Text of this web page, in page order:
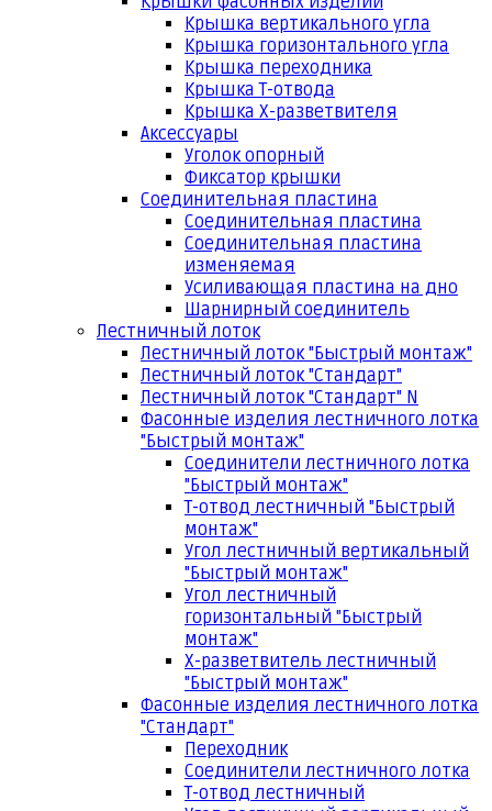
Крышка вертикального угла
Крышка горизонтального угла
Крышка переходника
Крышка Т-отвода
Крышка Х-разветвителя
Аксессуары
Уголок опорный
Фиксатор крышки
Соединительная пластина
Соединительная пластина
Соединительная пластина
изменяемая
Усиливающая пластина на дно
Шарнирный соединитель
Лестничный лоток
Лестничный лоток "Быстрый монтаж"
Лестничный лоток "Стандарт"
Лестничный лоток "Стандарт" N
Фасонные изделия лестничного лотка
"Быстрый монтаж"
Соединители лестничного лотка
"Быстрый монтаж"
Т-отвод лестничный "Быстрый
монтаж"
Угол лестничный вертикальный
"Быстрый монтаж"
Угол лестничный
горизонтальный "Быстрый
монтаж"
Х-разветвитель лестничный
"Быстрый монтаж"
Фасонные изделия лестничного лотка
"Стандарт"
Переходник
Соединители лестничного лотка
Т-отвод лестничный